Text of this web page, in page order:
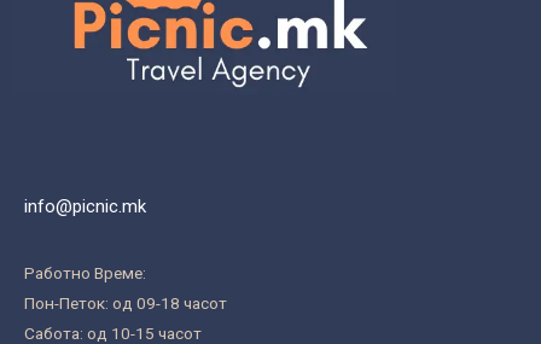
info@picnic.mk
Работно Време:
Пон-Петок: од 09-18 часот
Сабота: од 10-15 часот